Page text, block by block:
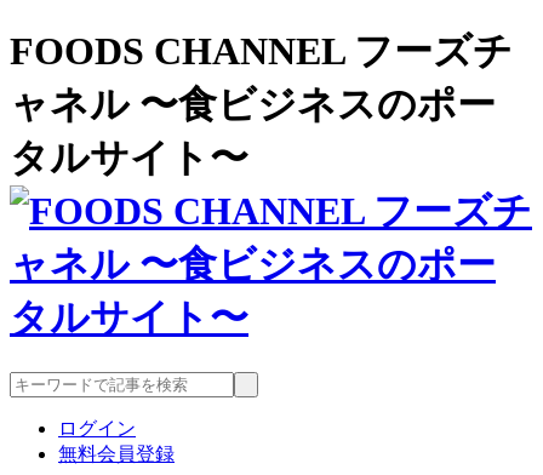
FOODS CHANNEL フーズチ
ャネル 〜食ビジネスのポー
タルサイト〜
ログイン
無料会員登録